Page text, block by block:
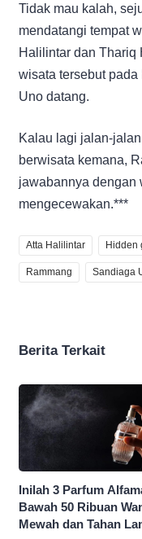
Tidak mau kalah,
mendatangi tempat
Halilintar dan Thariq
wisata tersebut
Uno datang.
Kalau lagi jalan-
berwisata kemana,
jawabannya dengan
mengecewakan.***
Atta Halilintar Hidden
Rammang Sandiaga
Berita Terkait
Inilah 3 Parfum
Bawah 50 Ribuan
Mewah dan Tahan